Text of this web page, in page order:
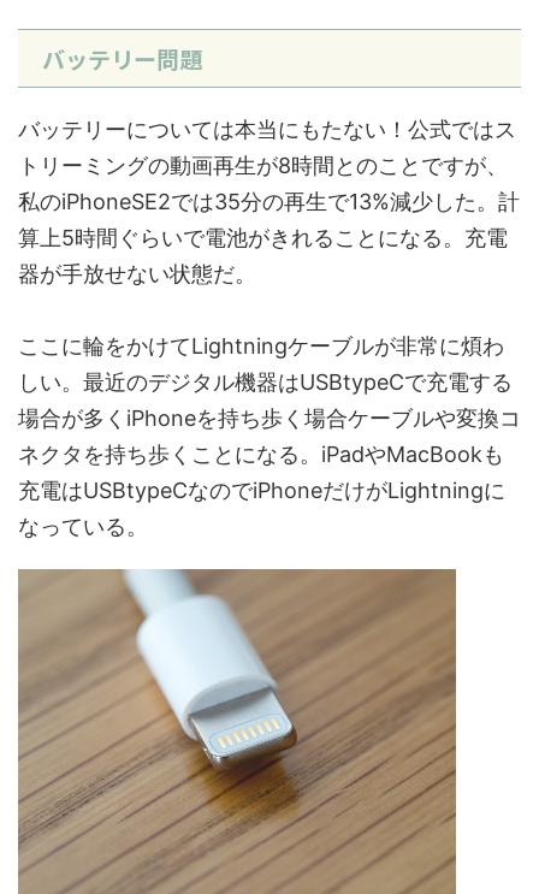
バッテリー問題
バッテリーについては本当にもたない！公式ではス
トリーミングの動画再生が8時間とのことですが、
私のiPhoneSE2では35分の再生で13%減少した。計
算上5時間ぐらいで電池がきれることになる。充電
器が手放せない状態だ。
ここに輪をかけてLightningケーブルが非常に煩わ
しい。最近のデジタル機器はUSBtypeCで充電する
場合が多くiPhoneを持ち歩く場合ケーブルや変換コ
ネクタを持ち歩くことになる。iPadやMacBookも
充電はUSBtypeCなのでiPhoneだけがLightningに
なっている。